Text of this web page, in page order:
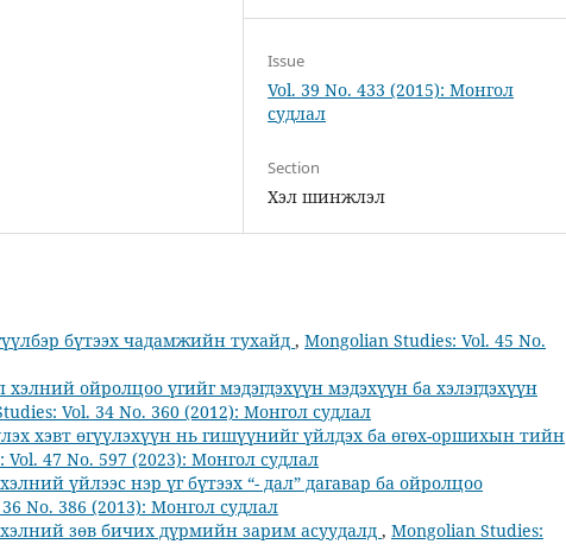
Issue
Vol. 39 No. 433 (2015): Монгол
судлал
Section
Хэл шинжлэл
бүтээх чадамжийн тухайд , Mongolian Studies: Vol. 45 No.
хэлний ойролцоо үгийг мэдэгдэхүүн мэдэхүүн ба хэлэгдэхүүн
Vol. 34 No. 360 (2012): Монгол судлал
хэвт өгүүлэхүүн нь гишүүнийг үйлдэх ба өгөх-оршихын тийн
Vol. 47 No. 597 (2023): Монгол судлал
үйлээс нэр үг бүтээх “- дал” дагавар ба ойролцоо
No. 386 (2013): Монгол судлал
зөв бичих дүрмийн зарим асуудалд , Mongolian Studies: